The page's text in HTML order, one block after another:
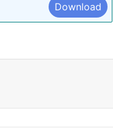
Download